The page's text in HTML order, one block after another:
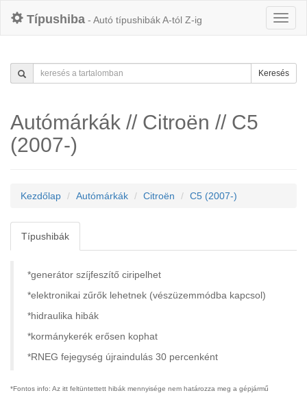
Típushiba - Autó típushibák A-tól Z-ig
Keresés
Autómárkák // Citroën // C5
(2007-)
Kezdőlap Autómárkák Citroën C5 (2007-)
Típushibák
*generátor szíjfeszítő ciripelhet
*elektronikai zűrők lehetnek (vészüzemmódba kapcsol)
*hidraulika hibák
*kormánykerék erősen kophat
*RNEG fejegység újraindulás 30 percenként
*Fontos info: Az itt feltüntettett hibák mennyisége nem határozza meg a gépjármű